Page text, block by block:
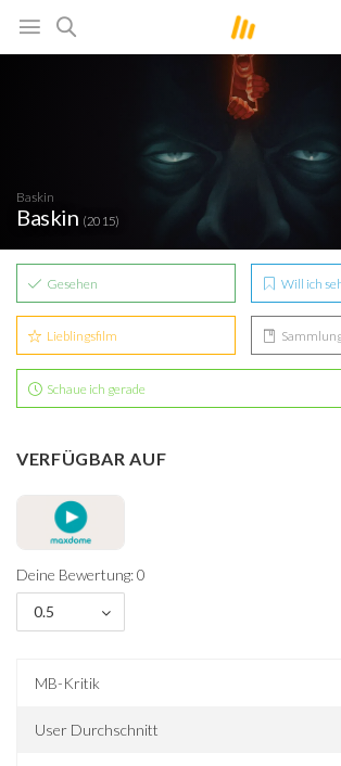
Baskin
Baskin (2015)
Gesehen Will ich
Lieblingsfilm
Schaue ich gerade
VERFÜGBAR AUF
Deine Bewertung: 0
0.5
MB-Kritik
User Durchschnitt